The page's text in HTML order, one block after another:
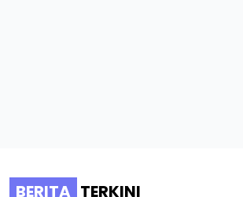
BERITA TERKINI